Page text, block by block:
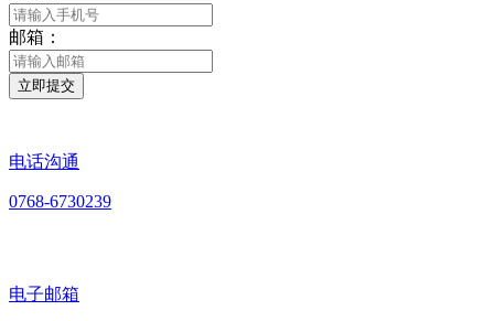
邮箱：
立即提交
电话沟通
0768-6730239
电子邮箱